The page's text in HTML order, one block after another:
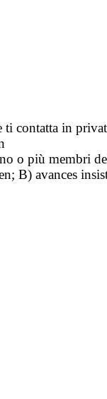
contatta in
o più membri
B) avances